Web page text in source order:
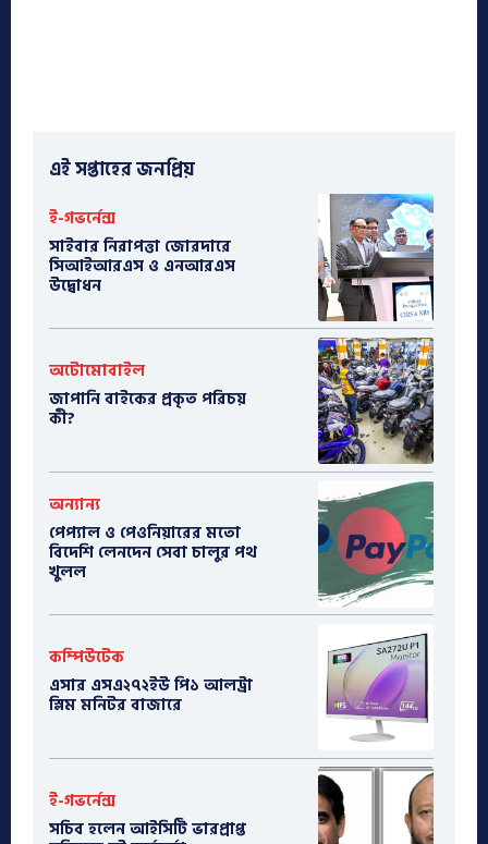
এই সপ্তাহের জনপ্রিয়
ই-গভর্নেন্স
সাইবার নিরাপত্তা জোরদারে
সিআইআরএস ও এনআরএস
উদ্বোধন
অটোমোবাইল
​জাপানি বাইকের প্রকৃত পরিচয়
কী?
অন্যান্য
পেপ্যাল ও পেওনিয়ারের মতো
বিদেশি লেনদেন সেবা চালুর পথ
খুলল
কম্পিউটেক
এসার এসএ২৭২ইউ পি১ আলট্রা
স্লিম মনিটর বাজারে
ই-গভর্নেন্স
সচিব হলেন আইসিটি ভারপ্রাপ্ত